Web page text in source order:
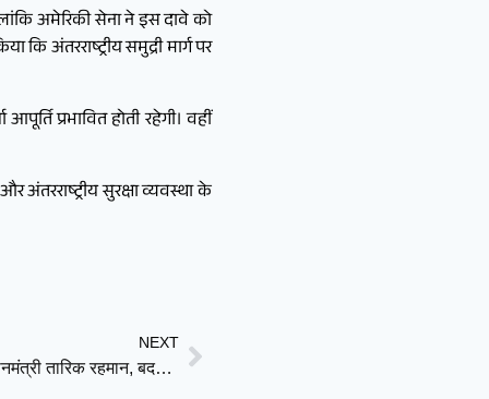
अमेरिकी सेना ने इस दावे को
अंतरराष्ट्रीय समुद्री मार्ग पर
प्रभावित होती रहेगी। वहीं
अंतरराष्ट्रीय सुरक्षा व्यवस्था के
NEXT
भारत को छोड़ पहले मलेशिया और चीन जाएंगे बांग्लादेश के प्रधानमंत्री तारिक रहमान, बदले कूटनीतिक संकेत